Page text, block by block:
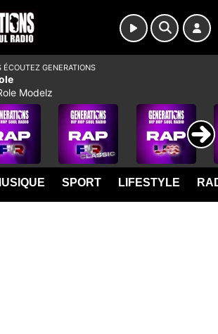
SPORT LIFESTYLE
ÉCOUTEZ GENERATIONS
Modelz